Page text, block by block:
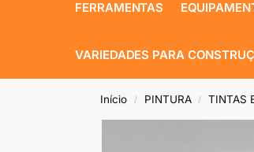
FERRAMENTAS
VARIEDADES PARA
Início / PINTURA / TINTAS